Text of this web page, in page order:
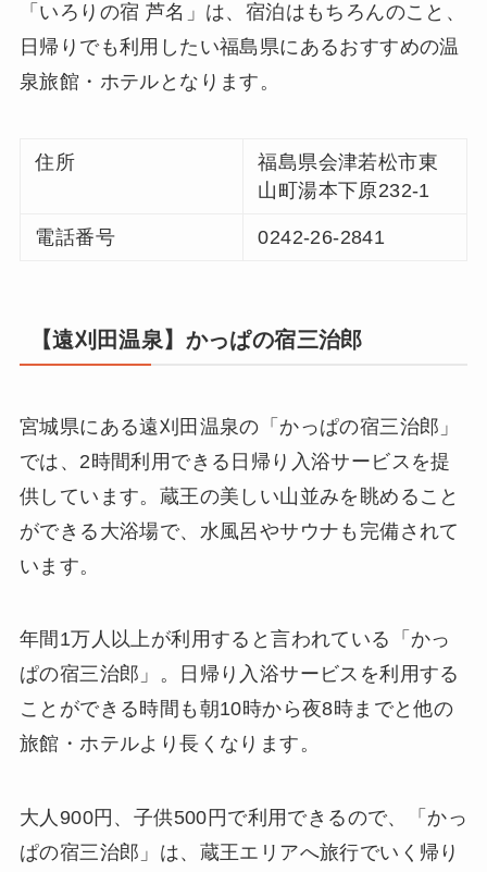
「いろりの宿 芦名」は、宿泊はもちろんのこと、
日帰りでも利用したい福島県にあるおすすめの温
泉旅館・ホテルとなります。
住所
福島県会津若松市東
山町湯本下原232-1
電話番号 0242-26-2841
【遠刈田温泉】かっぱの宿三治郎
宮城県にある遠刈田温泉の「かっぱの宿三治郎」
では、2時間利用できる日帰り入浴サービスを提
供しています。蔵王の美しい山並みを眺めること
ができる大浴場で、水風呂やサウナも完備されて
います。
年間1万人以上が利用すると言われている「かっ
ぱの宿三治郎」。日帰り入浴サービスを利用する
ことができる時間も朝10時から夜8時までと他の
旅館・ホテルより長くなります。
大人900円、子供500円で利用できるので、「かっ
ぱの宿三治郎」は、蔵王エリアへ旅行でいく帰り